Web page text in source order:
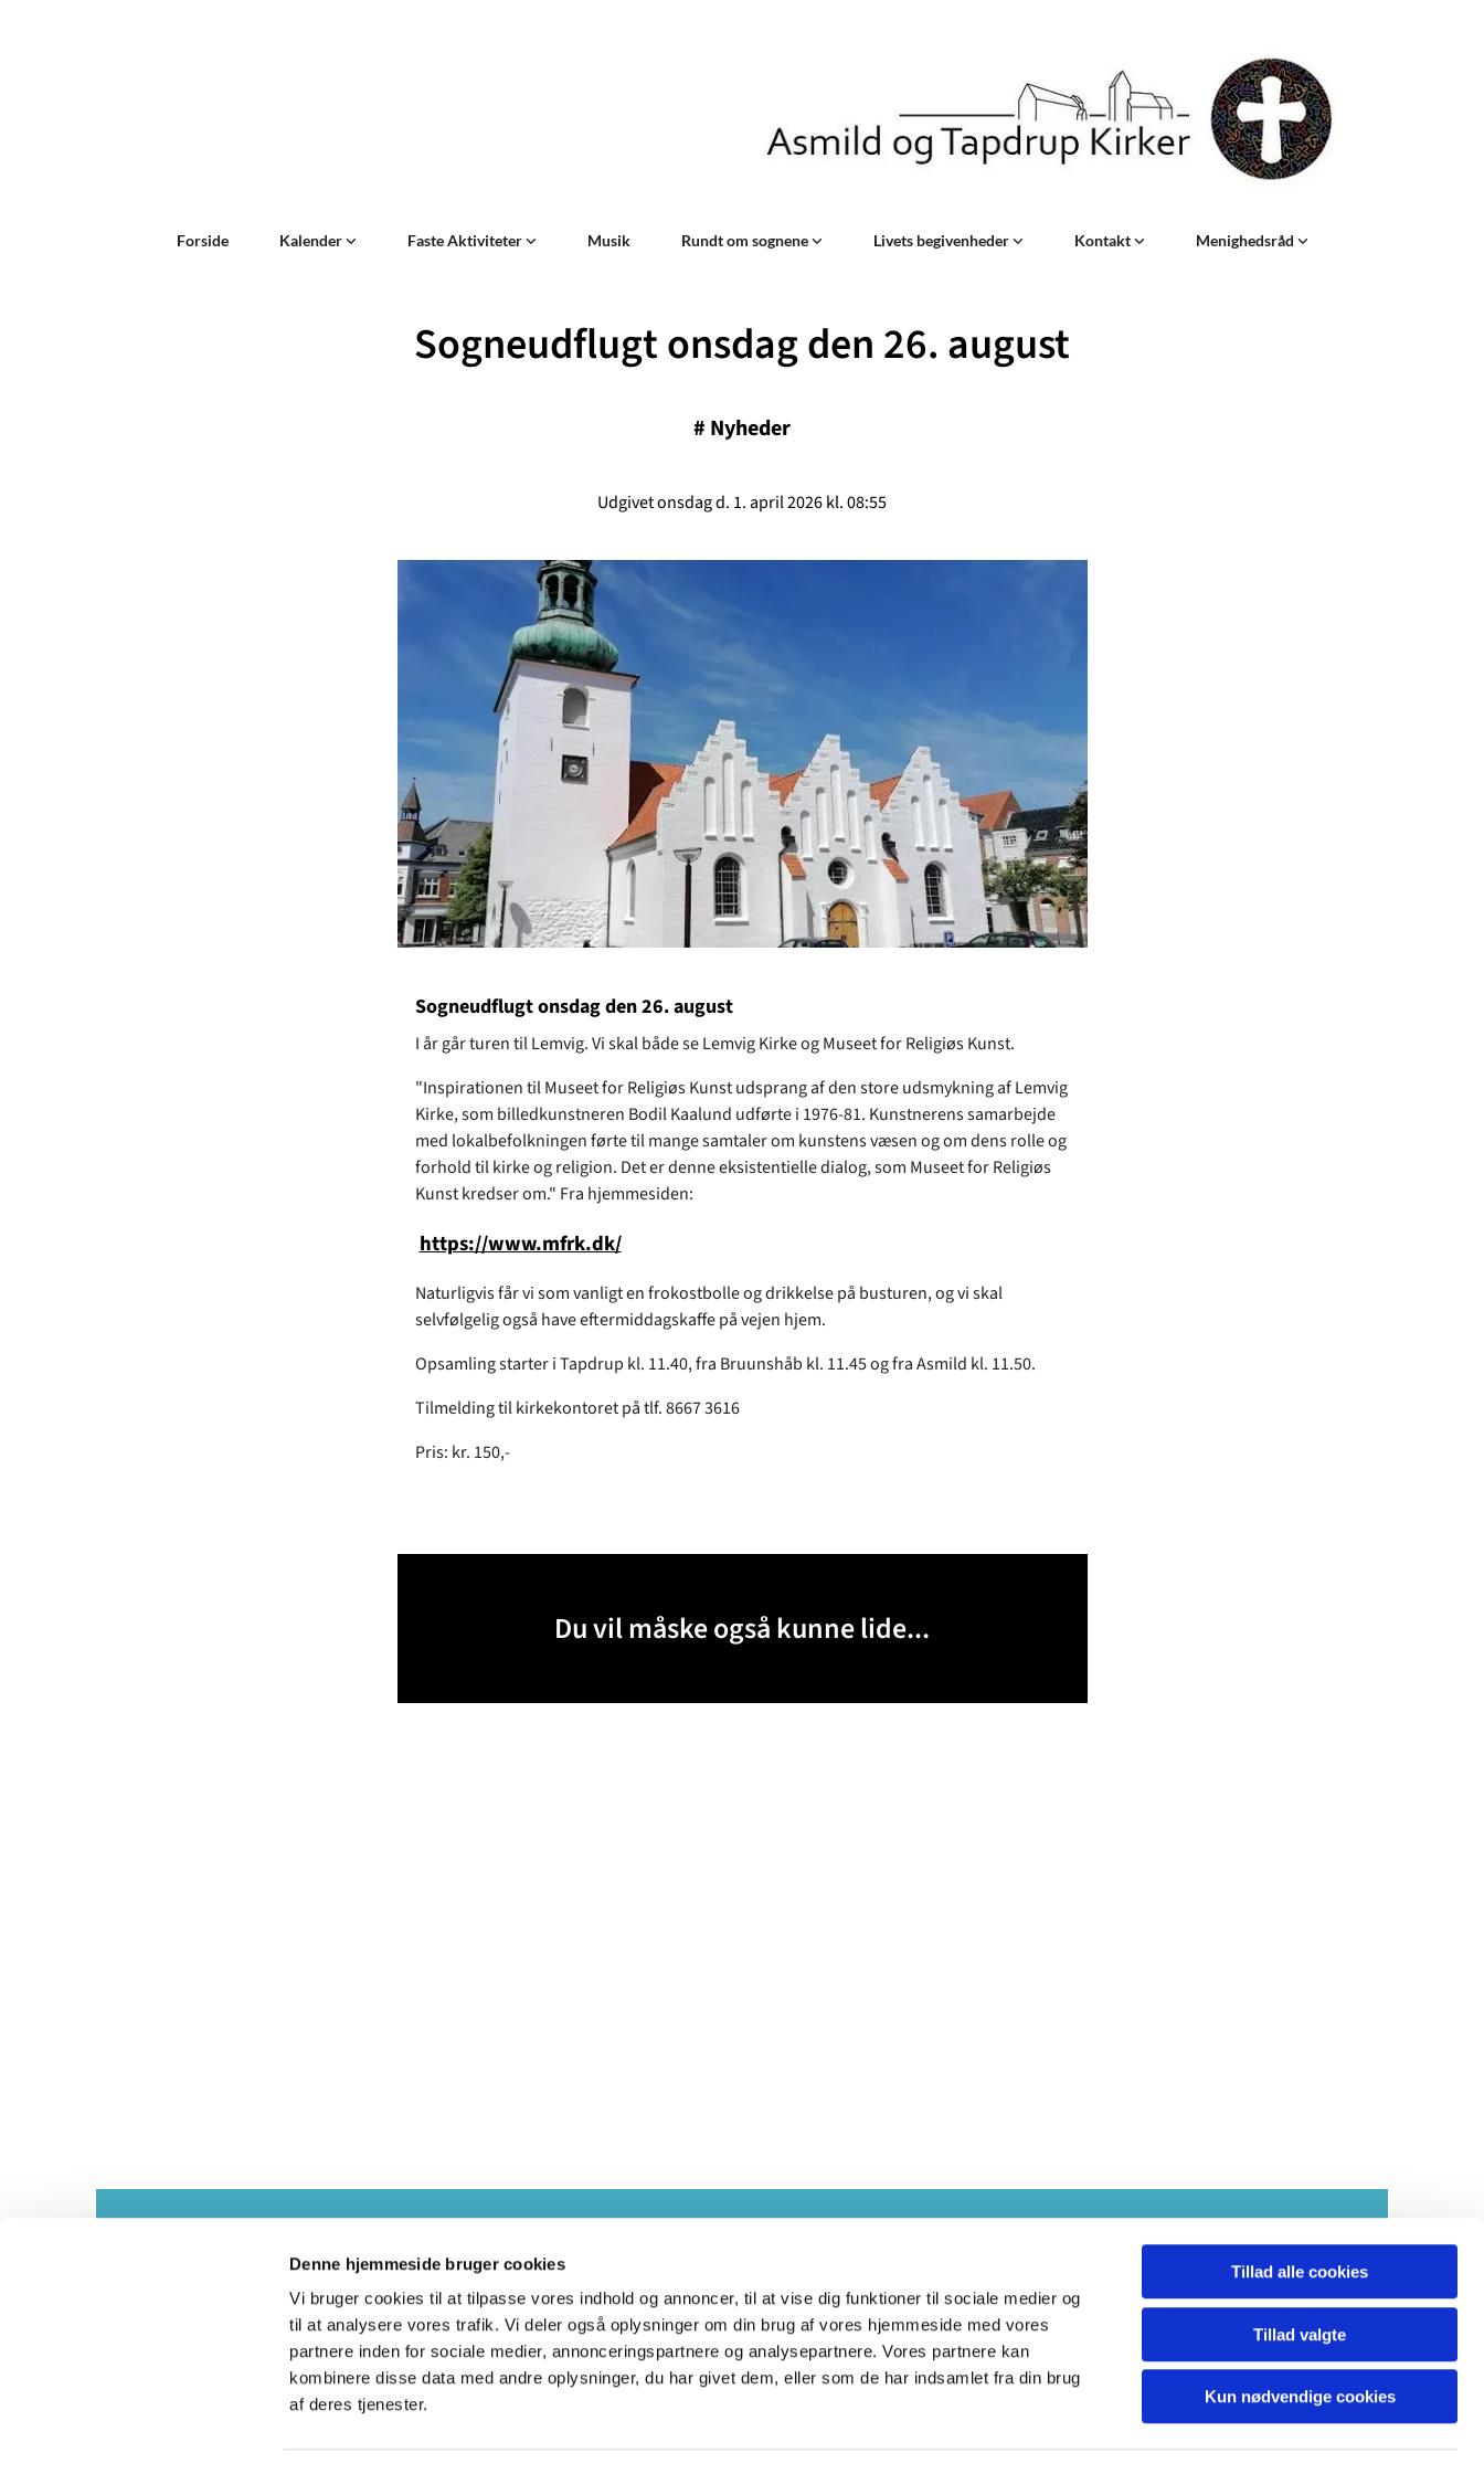
Denne hjemmeside bruger cookies
Vi bruger cookies til at tilpasse vores indhold og annoncer, til at vise dig funktioner til sociale medier og
til at analysere vores trafik. Vi deler også oplysninger om din brug af vores hjemmeside med vores
partnere inden for sociale medier, annonceringspartnere og analysepartnere. Vores partnere kan
kombinere disse data med andre oplysninger, du har givet dem, eller som de har indsamlet fra din brug
af deres tjenester.
Tillad alle cookies
Tillad valgte
Kun nødvendige cookies
Forside Kalender Faste Aktiviteter Musik Rundt om sognene Livets begivenheder Kontakt Menighedsråd
Sogneudflugt onsdag den 26. august
# Nyheder
Udgivet onsdag d. 1. april 2026 kl. 08:55
Sogneudflugt onsdag den 26. august
I år går turen til Lemvig. Vi skal både se Lemvig Kirke og Museet for Religiøs Kunst.
"Inspirationen til Museet for Religiøs Kunst udsprang af den store udsmykning af Lemvig
Kirke, som billedkunstneren Bodil Kaalund udførte i 1976-81. Kunstnerens samarbejde
med lokalbefolkningen førte til mange samtaler om kunstens væsen og om dens rolle og
forhold til kirke og religion. Det er denne eksistentielle dialog, som Museet for Religiøs
Kunst kredser om." Fra hjemmesiden:
https://www.mfrk.dk/
Naturligvis får vi som vanligt en frokostbolle og drikkelse på busturen, og vi skal
selvfølgelig også have eftermiddagskaffe på vejen hjem.
Opsamling starter i Tapdrup kl. 11.40, fra Bruunshåb kl. 11.45 og fra Asmild kl. 11.50.
Tilmelding til kirkekontoret på tlf. 8667 3616
Pris: kr. 150,-
Du vil måske også kunne lide...
Kontakt
 Asmild og Tapdrup Kirker · Kirkekontor: Gl. Randersvej 286673616asmild.sogn@km.dk